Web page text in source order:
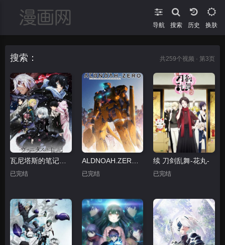
导航 搜索 换肤
搜索： 共259个视频 · 第3页
瓦尼塔斯的笔记第二季
已完结
ALDNOAH.ZERO第一季
已完结
续 刀剑乱舞-花丸-
已完结